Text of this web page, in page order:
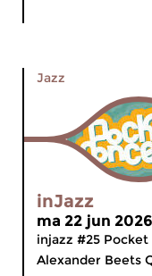
Jazz
inJazz
ma 22 jun
injazz #25
Alexander Beets